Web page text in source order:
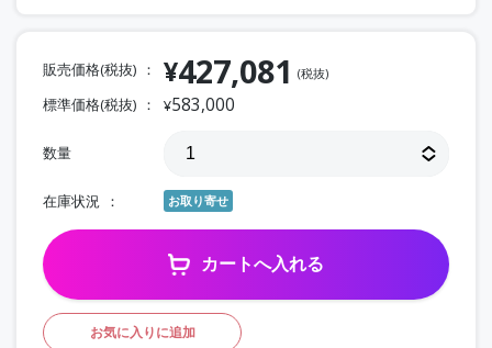
販売価格(税抜) ¥427,081 (税抜)
標準価格(税抜) ¥583,000
数量
在庫状況 お取り寄せ
カートへ入れる
お気に入りに追加